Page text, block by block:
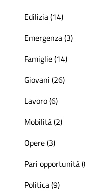
Edilizia (14)
Emergenza (3)
Famiglie (14)
Giovani (26)
Lavoro (6)
Mobilità (2)
Opere (3)
Pari opportunità
Politica (9)